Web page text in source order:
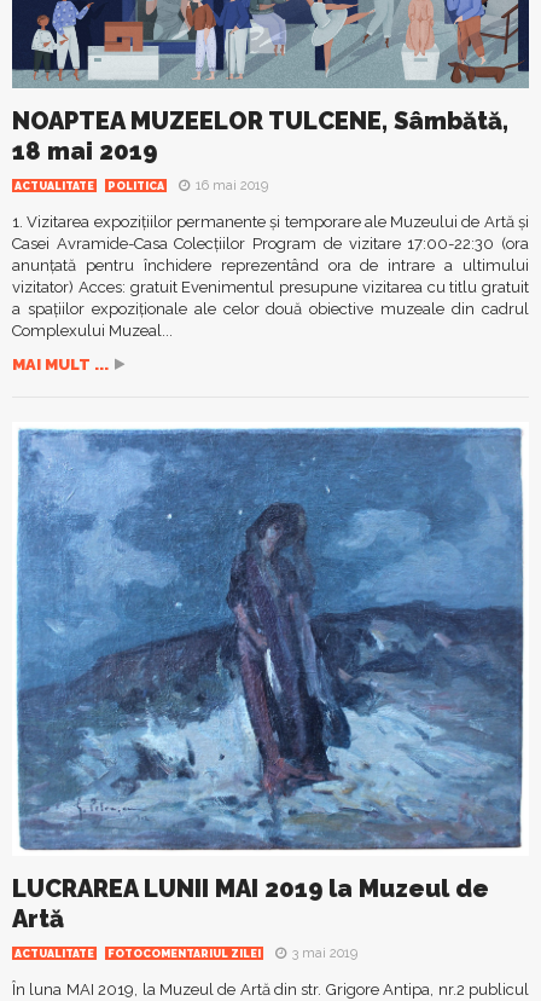
NOAPTEA MUZEELOR TULCENE, Sâmbătă,
18 mai 2019
ACTUALITATE POLITICA 16 mai 2019
1. Vizitarea expozițiilor permanente și temporare ale Muzeului de Artă și
Casei Avramide-Casa Colecțiilor Program de vizitare 17:00-22:30 (ora
anunţată pentru închidere reprezentând ora de intrare a ultimului
vizitator) Acces: gratuit Evenimentul presupune vizitarea cu titlu gratuit
a spațiilor expoziționale ale celor două obiective muzeale din cadrul
Complexului Muzeal...
MAI MULT ...
LUCRAREA LUNII MAI 2019 la Muzeul de
Artă
ACTUALITATE FOTOCOMENTARIUL ZILEI 3 mai 2019
În luna MAI 2019, la Muzeul de Artă din str. Grigore Antipa, nr.2 publicul